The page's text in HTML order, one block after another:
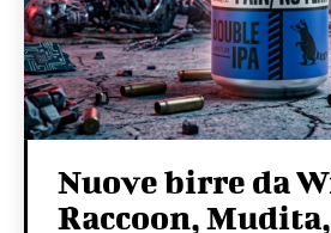
Nuove birre da
Raccoon,